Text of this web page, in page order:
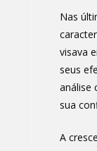
Nas
visava
seus
análise
sua
A